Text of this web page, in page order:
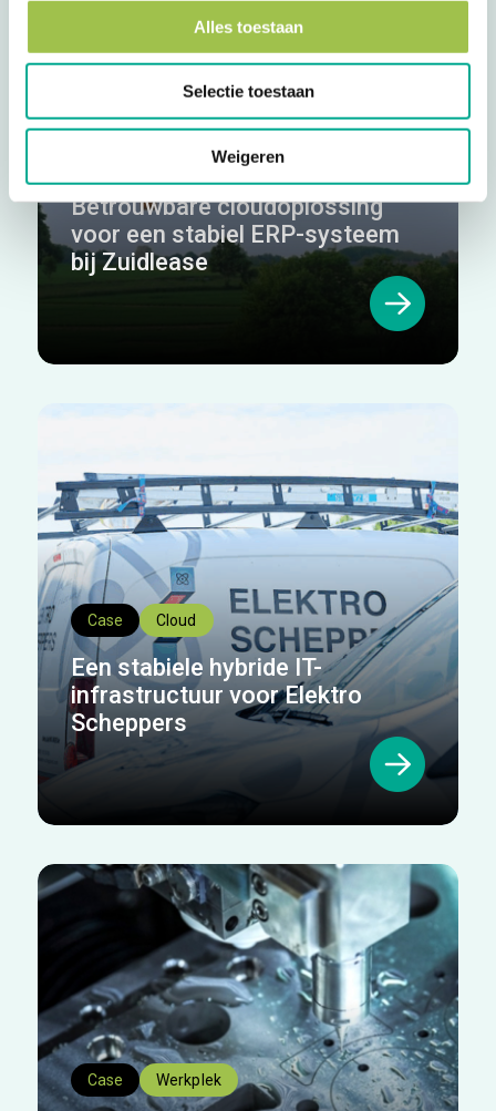
Alles toestaan
Selectie toestaan
Weigeren
Betrouwbare cloudoplossing
voor een stabiel ERP-systeem
bij Zuidlease
Case Cloud
Een stabiele hybride IT-
infrastructuur voor Elektro
Scheppers
Case Werkplek